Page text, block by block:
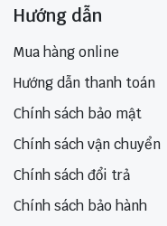
Hướng dẫn
Mua hàng online
Hướng dẫn thanh toán
Chính sách bảo mật
Chính sách vận chuyển
Chính sách đổi trả
Chính sách bảo hành